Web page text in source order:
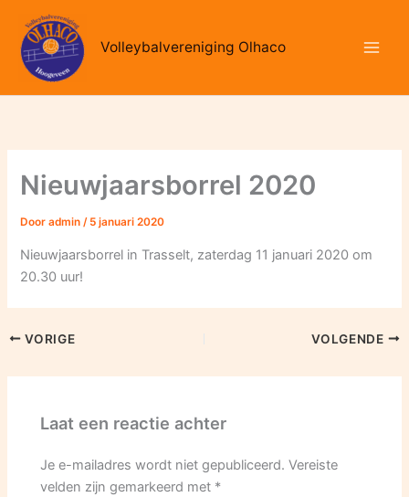
naar
inhoud
Volleybalvereniging Olhaco
Nieuwjaarsborrel 2020
Dooradmin/ 5 januari 2020
Nieuwjaarsborrel in Trasselt, zaterdag 11 januari 2020 om
20.30 uur!
VORIGE VOLGENDE
Laat een reactie achter
Je e-mailadres wordt niet gepubliceerd. Vereiste
velden zijn gemarkeerd met *